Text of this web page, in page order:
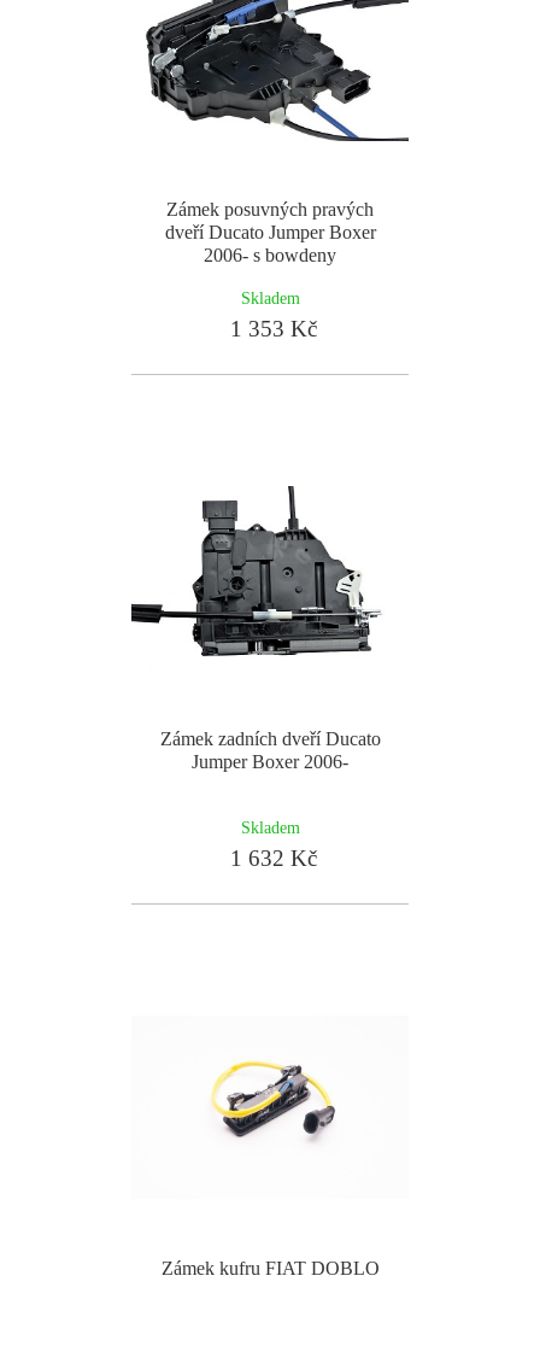
Zámek posuvných pravých
dveří Ducato Jumper Boxer
2006- s bowdeny
Skladem
1 353 Kč
Zámek zadních dveří Ducato
Jumper Boxer 2006-
Skladem
1 632 Kč
Zámek kufru FIAT DOBLO